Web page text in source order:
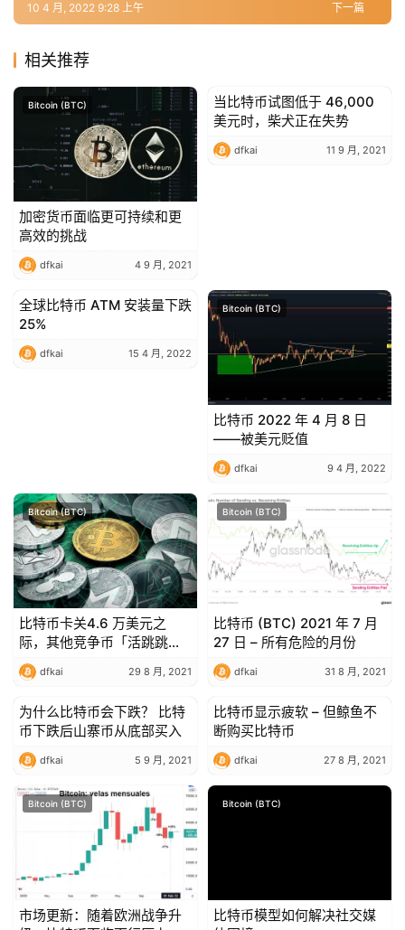
下一篇
10 4 月, 2022 9:28 上午
相关推荐
Bitcoin (BTC)
加密货币面临更可持续和更
高效的挑战
dfkai 4 9 月, 2021
Bitcoin (BTC)
当比特币试图低于 46,000
美元时，柴犬正在失势
dfkai 11 9 月, 2021
Bitcoin (BTC)
全球比特币 ATM 安装量下跌
25%
dfkai 15 4 月, 2022
Bitcoin (BTC)
比特币 2022 年 4 月 8 日
——被美元贬值
dfkai 9 4 月, 2022
Bitcoin (BTC)
比特币卡关4.6 万美元之
际，其他竞争币「活跳跳」
涨幅俏
dfkai 29 8 月, 2021
Bitcoin (BTC)
比特币 (BTC) 2021 年 7 月
27 日 – 所有危险的月份
dfkai 31 8 月, 2021
Bitcoin (BTC)
为什么比特币会下跌？ 比特
币下跌后山寨币从底部买入
dfkai 5 9 月, 2021
Bitcoin (BTC)
比特币显示疲软 – 但鲸鱼不
断购买比特币
dfkai 27 8 月, 2021
Bitcoin (BTC)
市场更新：随着欧洲战争升
Bitcoin (BTC)
比特币模型如何解决社交媒